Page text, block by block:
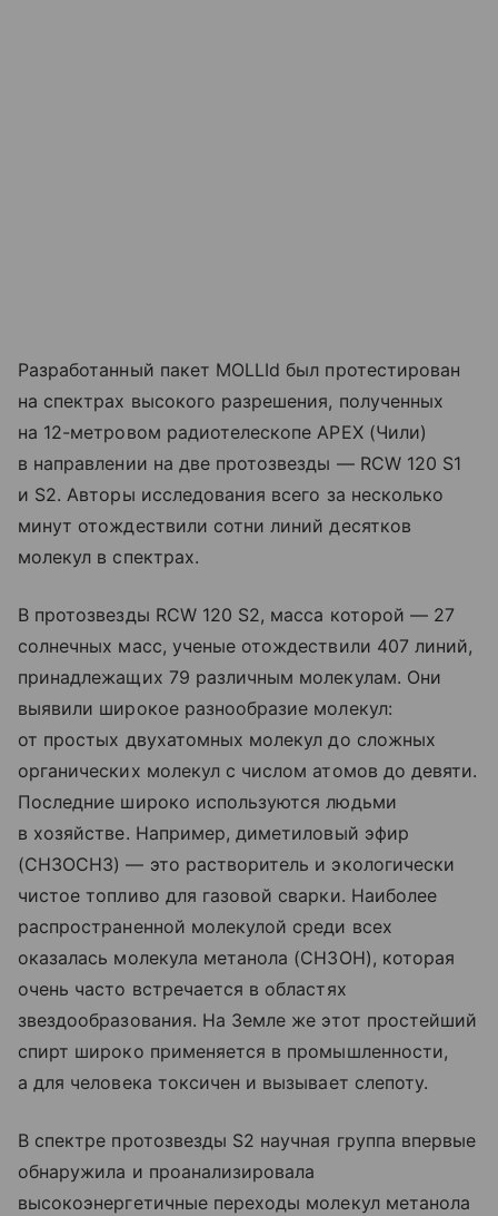
Разработанный пакет MOLLId был протестирован
на спектрах высокого разрешения, полученных
на 12-метровом радиотелескопе APEX (Чили)
в направлении на две протозвезды — RCW 120 S1
и S2. Авторы исследования всего за несколько
минут отождествили сотни линий десятков
молекул в спектрах.
В протозвезды RCW 120 S2, масса которой — 27
солнечных масс, ученые отождествили 407 линий,
принадлежащих 79 различным молекулам. Они
выявили широкое разнообразие молекул:
от простых двухатомных молекул до сложных
органических молекул с числом атомов до девяти.
Последние широко используются людьми
в хозяйстве. Например, диметиловый эфир
(CH3OCH3) — это растворитель и экологически
чистое топливо для газовой сварки. Наиболее
распространенной молекулой среди всех
оказалась молекула метанола (CH3OH), которая
очень часто встречается в областях
звездообразования. На Земле же этот простейший
спирт широко применяется в промышленности,
а для человека токсичен и вызывает слепоту.
В спектре протозвезды S2 научная группа впервые
обнаружила и проанализировала
высокоэнергетичные переходы молекул метанола